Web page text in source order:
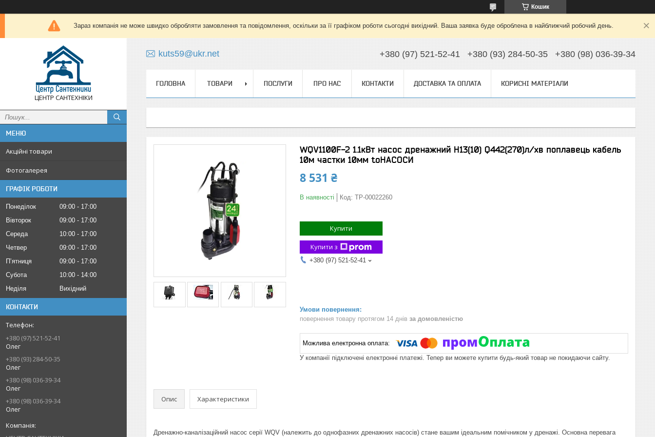
Кошик
Зараз компанія не може швидко обробляти замовлення та повідомлення, оскільки за її графіком роботи сьогодні вихідний. Ваша заявка буде оброблена в найближчий робочий день.
ЦЕНТР САНТЕХНІКИ
Акційні товари
Фотогалерея
ГРАФІК РОБОТИ
Понеділок 09:00
17:00
Вівторок
09:00
17:00
Середа
10:00
17:00
Четвер
09:00
17:00
Пʼятниця
09:00
17:00
Субота
10:00
14:00
Неділя
Вихідний
КОНТАКТИ
+380 (97) 521-52-41
Олег
+380 (93) 284-50-35
Олег
+380 (98) 036-39-34
Олег
+380 (98) 036-39-34
Олег
kuts59@ukr.net +380 (97) 521-52-41 +380 (93) 284-50-35 +380 (98) 036-39-34
ГОЛОВНА ТОВАРИ ПОСЛУГИ ПРО НАС КОНТАКТИ ДОСТАВКА ТА ОПЛАТА КОРИСНІ МАТЕРІАЛИ
WQV1100F-2 1.1кВт насос дренажний H13(10) Q442(270)л/хв поплавець кабель
10м частки 10мм toНАСОСИ
8 531 ₴
В наявності Код: ТР-00022260
Купити
Купити з
+380 (97) 521-52-41
повернення товару протягом 14 днів за домовленістю
У компанії підключені електронні платежі. Тепер ви можете купити будь-який товар не покидаючи сайту.
Опис Характеристики
Дренажно-каналізаційний насос серії WQV (належить до однофазних дренажних насосів) стане вашим ідеальним помічником у дренажі. Основна перевага